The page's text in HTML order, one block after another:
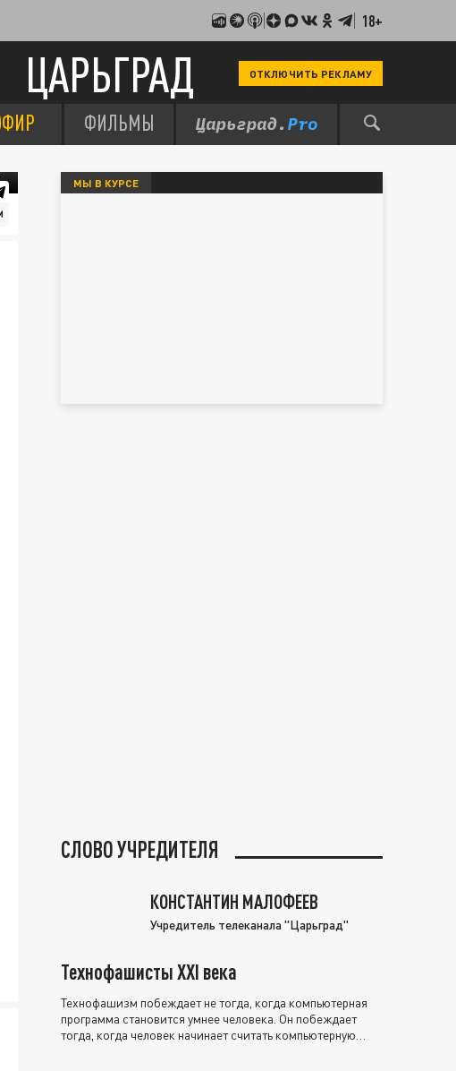
18+
ЦАРЬГРАД ОТКЛЮЧИТЬ РЕКЛАМУ
ФИЛЬМЫ
МЫ В КУРСЕ
СЛОВО УЧРЕДИТЕЛЯ
КОНСТАНТИН МАЛОФЕЕВ
Учредитель телеканала "Царьград"
Технофашисты XXI века
Технофашизм побеждает не тогда, когда компьютерная
программа становится умнее человека. Он побеждает
тогда, когда человек начинает считать компьютерную